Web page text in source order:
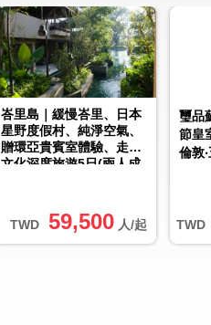
TWD 59,500 人/起
峇里島｜緩慢峇里、日本
星野度假村、純淨空氣、
贈環亞貴賓室體驗、走入
文化深度旅遊5日(兩人成
TWD
璽品
節皇
倫敦